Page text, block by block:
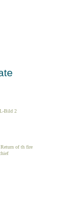
Bild 2
of th fire